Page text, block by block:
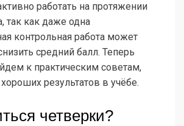
работать на протяжении
так как даже одна
контрольная работа может
средний балл. Теперь
к практическим советам,
результатов в учёбе.
четверки?